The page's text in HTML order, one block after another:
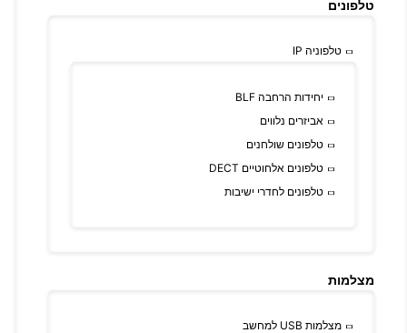
טלפונים
טלפוניה IP
יחידות הרחבה BLF
אביזרים נלווים
טלפונים שולחנים
טלפונים אלחוטיים DECT
טלפונים לחדרי ישיבות
מצלמות
מצלמות USB למחשב